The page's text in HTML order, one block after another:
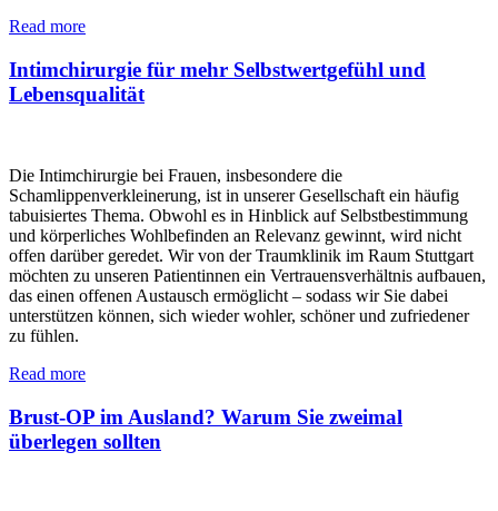
Read more
Intimchirurgie für mehr Selbstwertgefühl und
Lebensqualität
Die Intimchirurgie bei Frauen, insbesondere die
Schamlippenverkleinerung, ist in unserer Gesellschaft ein häufig
tabuisiertes Thema. Obwohl es in Hinblick auf Selbstbestimmung
und körperliches Wohlbefinden an Relevanz gewinnt, wird nicht
offen darüber geredet. Wir von der Traumklinik im Raum Stuttgart
möchten zu unseren Patientinnen ein Vertrauensverhältnis aufbauen,
das einen offenen Austausch ermöglicht – sodass wir Sie dabei
unterstützen können, sich wieder wohler, schöner und zufriedener
zu fühlen.
Read more
Brust-OP im Ausland? Warum Sie zweimal
überlegen sollten